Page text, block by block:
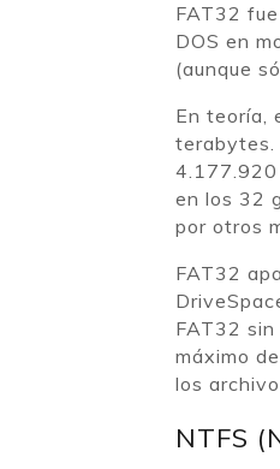
FAT32
DOS en
(aunque
En teoría,
terabytes.
4.177.920
en los 32
por otros
FAT32
FAT32
máximo
los
NTFS